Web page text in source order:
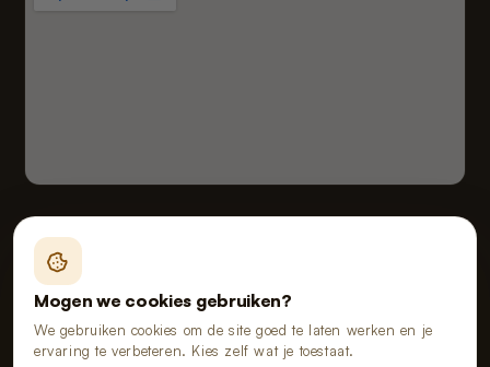
Fealy B.V. handelend onder de naam van Poopy
Vloeiveld 5, 5126 RE Gilze, Nederland
KvK 91114268 · BTW NL865555667B01
Mogen we cookies gebruiken?
We gebruiken cookies om de site goed te laten werken en je
ervaring te verbeteren. Kies zelf wat je toestaat.